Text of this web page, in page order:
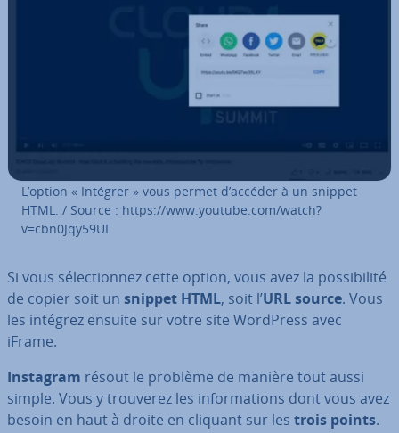
L’option « Intégrer » vous permet d’accéder à un snippet
HTML. / Source : https://www.youtube.com/watch?
v=cbn0Jqy59UI
Si vous sé­lec­tion­nez cette option, vous avez la pos­si­bi­lité
de copier soit un snippet HTML, soit l’URL source. Vous
les intégrez ensuite sur votre site WordPress avec
iFrame.
Instagram résout le problème de manière tout aussi
simple. Vous y trouverez les in­for­ma­tions dont vous avez
besoin en haut à droite en cliquant sur les trois points.